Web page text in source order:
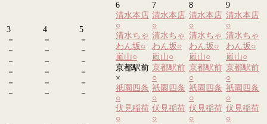
3
－
－
－
－
－
－
4
－
－
－
－
－
－
5
－
－
－
－
－
－
6
清水本店
○
清水ちゃ
わん坂○
嵐山○
京都駅前
×
祇園四条
○
伏見稲荷
○
7
清水本店
○
清水ちゃ
わん坂○
嵐山○
京都駅前
○
祇園四条
○
伏見稲荷
○
8
清水本店
○
清水ちゃ
わん坂○
嵐山○
京都駅前
○
祇園四条
○
伏見稲荷
○
9
清水本店
○
清水ちゃ
わん坂○
嵐山○
京都駅前
○
祇園四条
○
伏見稲荷
○